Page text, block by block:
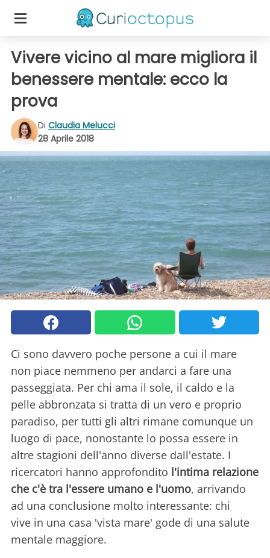
Vivere vicino al mare migliora il
benessere mentale: ecco la
prova
Di Claudia Melucci
28 Aprile 2018
Ci sono davvero poche persone a cui il mare
non piace nemmeno per andarci a fare una
passeggiata. Per chi ama il sole, il caldo e la
pelle abbronzata si tratta di un vero e proprio
paradiso, per tutti gli altri rimane comunque un
luogo di pace, nonostante lo possa essere in
altre stagioni dell'anno diverse dall'estate. I
ricercatori hanno approfondito l'intima relazione
che c'è tra l'essere umano e l'uomo, arrivando
ad una conclusione molto interessante: chi
vive in una casa 'vista mare' gode di una salute
mentale maggiore.